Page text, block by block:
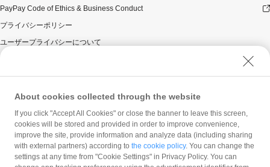
ついて取消し、無効または解除（合意解除を含み、以下
「取消し等」といいます。）となった場合、理由の如何
し等の対象決済についてのPayPayボーナスの付与は全て
返金の有無にかかわらず、「キャンペーン期間中の付与
のみ減額されます。そのため、「キャンペーン期間中の
付与合計」が10,000円相当に到達して以降に取消し等を
行った方が、当該取消し等の前に、PayPay決済をしてい
た場合であっても、当該取消し等によって取消し等の前
に行った決済が本キャンペーンの対象となることはあり
PayPay Code of Ethics & Business Conduct
プライバシーポリシー
ユーザープライバシーについて
ウェブサイト利用規約
反社会的勢力に対する方針
勧誘方針
マネロン等基本方針
カスタマーハラスメントに関する当社の考え方
About cookies collected through the website
If you click "Accept All Cookies" or close the banner to leave this screen,
cookies will be stored and provided in order to improve convenience,
improve the site, provide information and analyze data (including sharing
with external partners) according to the cookie policy. You can change the
settings at any time from "Cookie Settings" in Privacy Policy. You can